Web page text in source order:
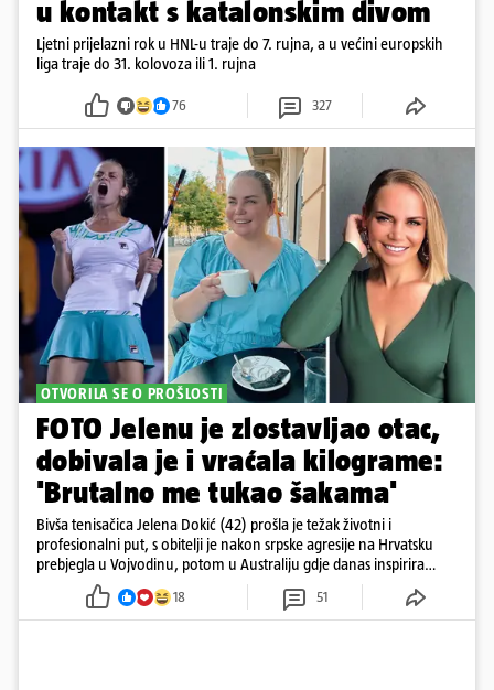
u kontakt s katalonskim divom
Ljetni prijelazni rok u HNL-u traje do 7. rujna, a u većini europskih
liga traje do 31. kolovoza ili 1. rujna
76 327
OTVORILA SE O PROŠLOSTI
FOTO Jelenu je zlostavljao otac,
dobivala je i vraćala kilograme:
'Brutalno me tukao šakama'
Bivša tenisačica Jelena Dokić (42) prošla je težak životni i
profesionalni put, s obitelji je nakon srpske agresije na Hrvatsku
prebjegla u Vojvodinu, potom u Australiju gdje danas inspirira
18 51